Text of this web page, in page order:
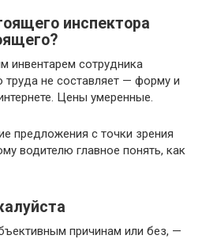
инспектора
инвентарем сотрудника
не составляет — форму и
Цены умеренные.
предложения с точки зрения
водителю главное понять, как
причинам или без, —